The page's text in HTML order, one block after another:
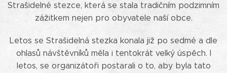
Strašidelné stezce, která se stala tradičním podzimním
zážitkem nejen pro obyvatele naší obce.
Letos se Strašidelná stezka konala již po sedmé a dle
ohlasů návštěvníků měla i tentokrát velký úspěch. I
letos, se organizátoři postarali o to, aby byla tato